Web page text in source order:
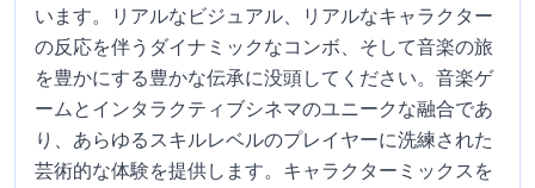
います。リアルなビジュアル、リアルなキャラクター
の反応を伴うダイナミックなコンボ、そして音楽の旅
を豊かにする豊かな伝承に没頭してください。音楽ゲ
ームとインタラクティブシネマのユニークな融合であ
り、あらゆるスキルレベルのプレイヤーに洗練された
芸術的な体験を提供します。キャラクターミックスを